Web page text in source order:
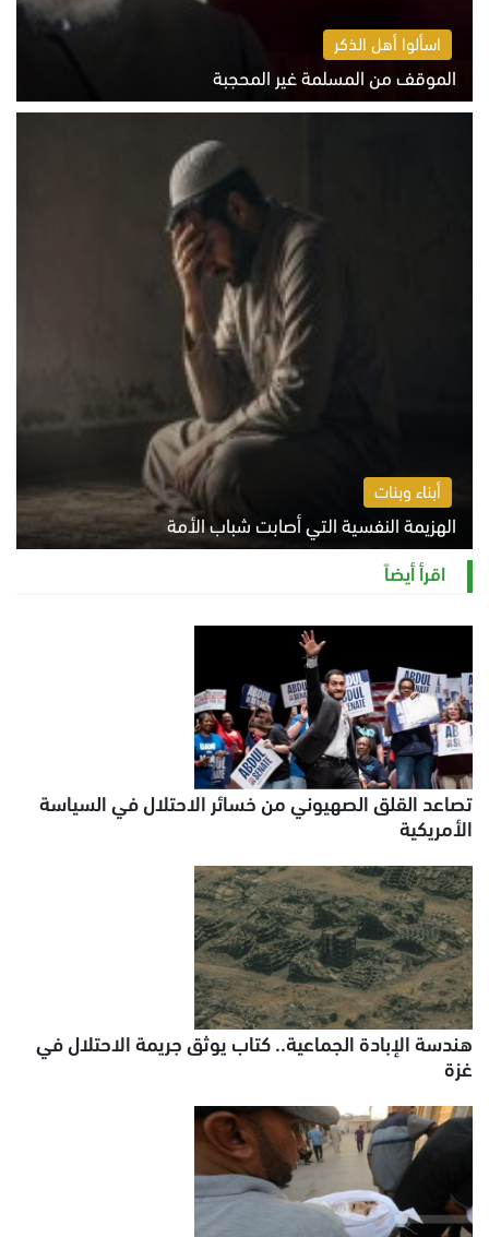
اسألوا أهل الذكر
الموقف من المسلمة غير المحجبة
الخميس 6 أغسطس 2026 10:45 ص
أبناء وبنات
الهزيمة النفسية التي أصابت شباب الأمة
الخميس 6 أغسطس 2026 11:12 ص
اقرأ أيضاً
تصاعد القلق الصهيوني من خسائر الاحتلال في السياسة
الأمريكية
هندسة الإبادة الجماعية.. كتاب يوثق جريمة الاحتلال في
غزة